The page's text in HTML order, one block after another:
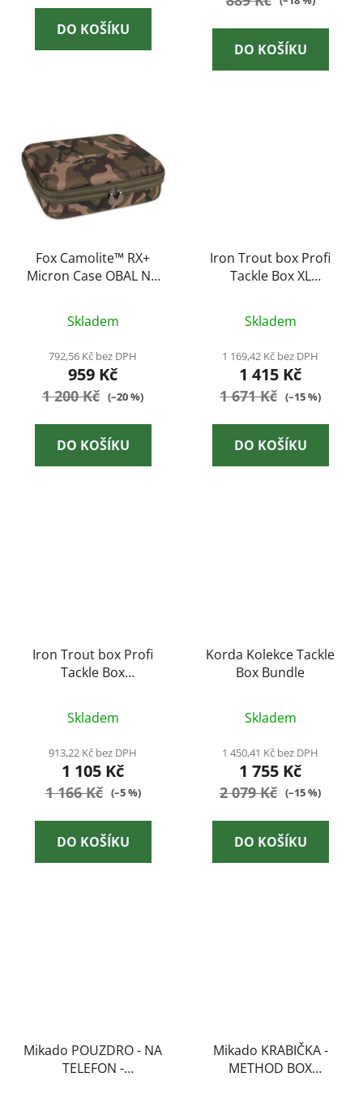
DO KOŠÍKU
DO KOŠÍKU
Fox Camolite™ RX+
Micron Case OBAL NA
Skladem
792,56 Kč bez DPH
959 Kč
1 200 Kč (–20 %)
DO KOŠÍKU
Iron Trout box Profi
Tackle Box XL
Skladem
1 169,42 Kč bez DPH
1 415 Kč
1 671 Kč (–15 %)
DO KOŠÍKU
Iron Trout box Profi
Tackle Box
Skladem
913,22 Kč bez DPH
1 105 Kč
1 166 Kč (–5 %)
DO KOŠÍKU
Korda Kolekce Tackle
Box Bundle
Skladem
1 450,41 Kč bez DPH
1 755 Kč
2 079 Kč (–15 %)
DO KOŠÍKU
Mikado POUZDRO - NA
TELEFON -
Mikado KRABIČKA -
METHOD BOX